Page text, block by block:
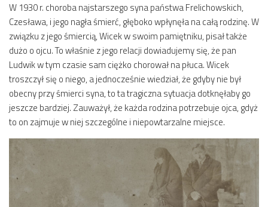
W 1930 r. choroba najstarszego syna państwa Frelichowskich,
Czesława, i jego nagła śmierć, głęboko wpłynęła na całą rodzinę. W
związku z jego śmiercią, Wicek w swoim pamiętniku, pisał także
dużo o ojcu. To właśnie z jego relacji dowiadujemy się, że pan
Ludwik w tym czasie sam ciężko chorował na płuca. Wicek
troszczył się o niego, a jednocześnie wiedział, że gdyby nie był
obecny przy śmierci syna, to ta tragiczna sytuacja dotknęłaby go
jeszcze bardziej. Zauważył, że każda rodzina potrzebuje ojca, gdyż
to on zajmuje w niej szczególne i niepowtarzalne miejsce.